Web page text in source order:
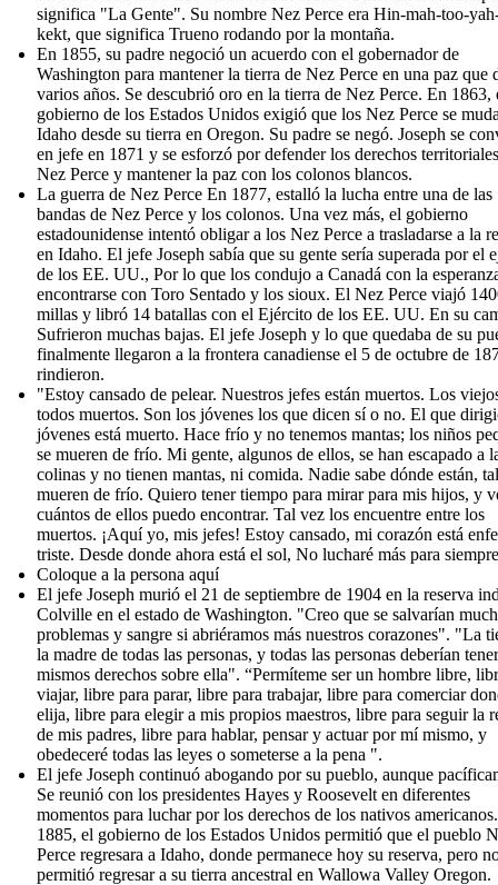
significa "La Gente". Su nombre Nez Perce era Hin-mah-too-
kekt, que significa Trueno rodando por la montaña.
En 1855, su padre negoció un acuerdo con el gobernador de
Washington para mantener la tierra de Nez Perce en una paz que
varios años. Se descubrió oro en la tierra de Nez Perce. En 1863,
gobierno de los Estados Unidos exigió que los Nez Perce se
Idaho desde su tierra en Oregon. Su padre se negó. Joseph se
en jefe en 1871 y se esforzó por defender los derechos
Nez Perce y mantener la paz con los colonos blancos.
La guerra de Nez Perce En 1877, estalló la lucha entre una de las
bandas de Nez Perce y los colonos. Una vez más, el gobierno
estadounidense intentó obligar a los Nez Perce a trasladarse a la
en Idaho. El jefe Joseph sabía que su gente sería superada por el
de los EE. UU., Por lo que los condujo a Canadá con la
encontrarse con Toro Sentado y los sioux. El Nez Perce viajó
millas y libró 14 batallas con el Ejército de los EE. UU. En su
Sufrieron muchas bajas. El jefe Joseph y lo que quedaba de su
finalmente llegaron a la frontera canadiense el 5 de octubre de
rindieron.
"Estoy cansado de pelear. Nuestros jefes están muertos. Los
todos muertos. Son los jóvenes los que dicen sí o no. El que
jóvenes está muerto. Hace frío y no tenemos mantas; los niños
se mueren de frío. Mi gente, algunos de ellos, se han escapado a
colinas y no tienen mantas, ni comida. Nadie sabe dónde están,
mueren de frío. Quiero tener tiempo para mirar para mis hijos, y
cuántos de ellos puedo encontrar. Tal vez los encuentre entre los
muertos. ¡Aquí yo, mis jefes! Estoy cansado, mi corazón está
triste. Desde donde ahora está el sol, No lucharé más para
Coloque a la persona aquí
El jefe Joseph murió el 21 de septiembre de 1904 en la reserva
Colville en el estado de Washington. "Creo que se salvarían
problemas y sangre si abriéramos más nuestros corazones". "La
la madre de todas las personas, y todas las personas deberían
mismos derechos sobre ella". “Permíteme ser un hombre libre,
viajar, libre para parar, libre para trabajar, libre para comerciar
elija, libre para elegir a mis propios maestros, libre para seguir la
de mis padres, libre para hablar, pensar y actuar por mí mismo, y
obedeceré todas las leyes o someterse a la pena ".
El jefe Joseph continuó abogando por su pueblo, aunque
Se reunió con los presidentes Hayes y Roosevelt en diferentes
momentos para luchar por los derechos de los nativos
1885, el gobierno de los Estados Unidos permitió que el pueblo
Perce regresara a Idaho, donde permanece hoy su reserva, pero
permitió regresar a su tierra ancestral en Wallowa Valley Oregon.